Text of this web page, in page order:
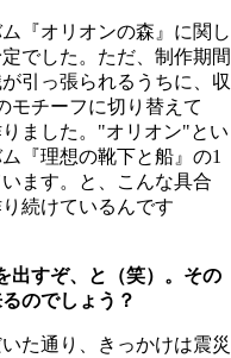
『オリオンの森』に関し
でした。ただ、制作期間
引っ張られるうちに、収
モチーフに切り替えて
りました。"オリオン"とい
『理想の靴下と船』の1
ます。と、こんな具合
続けているんです
すぞ、と（笑）。その
のでしょう？
た通り、きっかけは震災